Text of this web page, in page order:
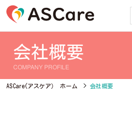
会社概要
COMPANY PROFILE
ASCare(アスケア） ホーム > 会社概要